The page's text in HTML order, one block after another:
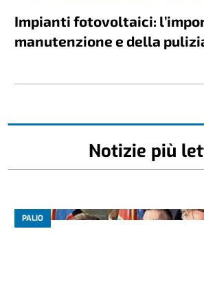
Impianti fotovoltaici:
manutenzione e della
Notizie più
PALIO